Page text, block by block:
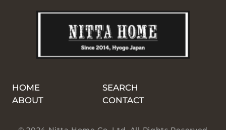
HOME
SEARCH
ABOUT
CONTACT